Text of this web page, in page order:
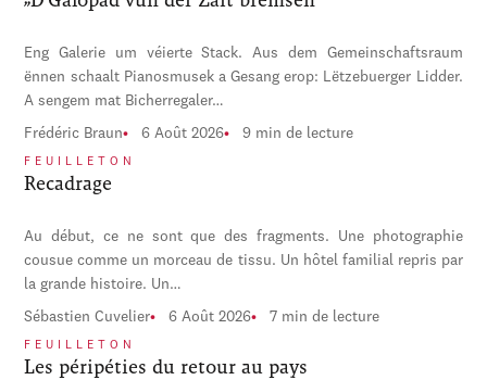
Eng Galerie um véierte Stack. Aus dem Gemeinschaftsraum
ënnen schaalt Pianosmusek a Gesang erop: Lëtzebuerger Lidder.
A sengem mat Bicherregaler…
Frédéric Braun 6 Août 2026 9 min de lecture
FEUILLETON
Recadrage
Au début, ce ne sont que des fragments. Une photographie
cousue comme un morceau de tissu. Un hôtel familial repris par
la grande histoire. Un…
Sébastien Cuvelier 6 Août 2026 7 min de lecture
FEUILLETON
Les péripéties du retour au pays